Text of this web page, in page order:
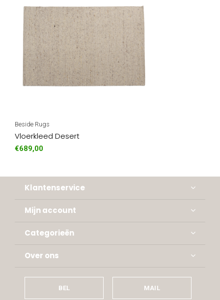
Beside Rugs
Vloerkleed Desert
€689,00
Klantenservice
Mijn account
Categorieën
Over ons
BEL MAIL